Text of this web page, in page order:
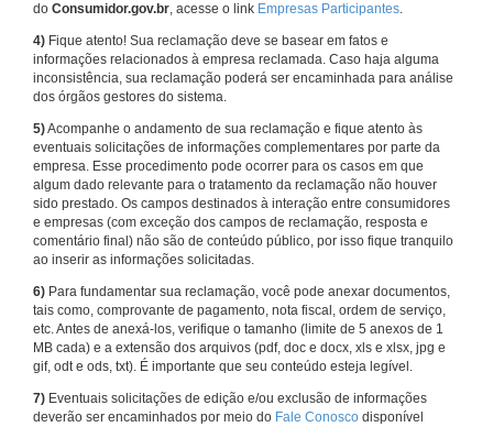
do Consumidor.gov.br, acesse o link Empresas Participantes.
4) Fique atento! Sua reclamação deve se basear em fatos e
informações relacionados à empresa reclamada. Caso haja alguma
inconsistência, sua reclamação poderá ser encaminhada para análise
dos órgãos gestores do sistema.
5)Acompanhe o andamento de sua reclamação e fique atento às
eventuais solicitações de informações complementares por parte da
empresa. Esse procedimento pode ocorrer para os casos em que
algum dado relevante para o tratamento da reclamação não houver
sido prestado. Os campos destinados à interação entre consumidores
e empresas (com exceção dos campos de reclamação, resposta e
comentário final) não são de conteúdo público, por isso fique tranquilo
ao inserir as informações solicitadas.
6) Para fundamentar sua reclamação, você pode anexar documentos,
tais como, comprovante de pagamento, nota fiscal, ordem de serviço,
etc. Antes de anexá-los, verifique o tamanho (limite de 5 anexos de 1
MB cada) e a extensão dos arquivos (pdf, doc e docx, xls e xlsx, jpg e
gif, odt e ods, txt). É importante que seu conteúdo esteja legível.
7) Eventuais solicitações de edição e/ou exclusão de informações
deverão ser encaminhados por meio do Fale Conosco disponível